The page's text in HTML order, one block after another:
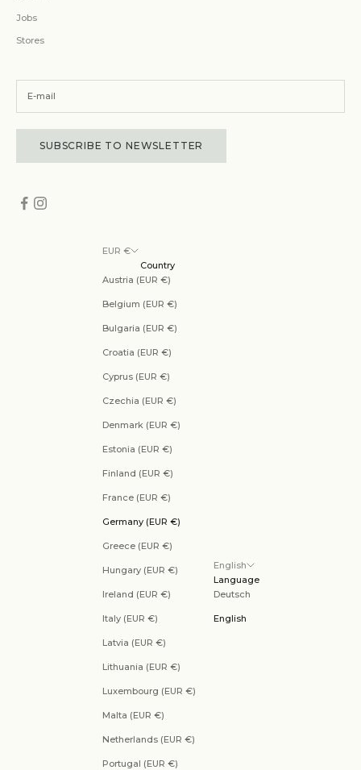
Jobs
Stores
SUBSCRIBE TO NEWSLETTER
EUR €
Country
Austria (EUR €)
Belgium (EUR €)
Bulgaria (EUR €)
Croatia (EUR €)
Cyprus (EUR €)
Czechia (EUR €)
Denmark (EUR €)
Estonia (EUR €)
Finland (EUR €)
France (EUR €)
Germany (EUR €)
Greece (EUR €)
Hungary (EUR €)
Ireland (EUR €)
Italy (EUR €)
Latvia (EUR €)
Lithuania (EUR €)
Luxembourg (EUR €)
Malta (EUR €)
Netherlands (EUR €)
Portugal (EUR €)
English
Language
Deutsch
English